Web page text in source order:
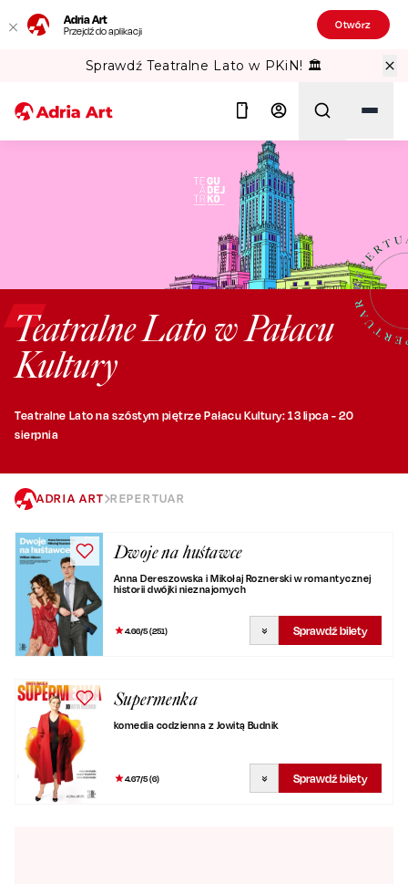
Adria Art
Przejdź do aplikacji Otwórz
Sprawdź Teatralne Lato w PKiN! 🏛️
Szukaj
Teatralne Lato w Pałacu
Kultury
Teatralne Lato na szóstym piętrze Pałacu Kultury: 13 lipca - 20
sierpnia
ADRIA ART REPERTUAR
Dwoje na huśtawce
Anna Dereszowska i Mikołaj Roznerski w romantycznej
historii dwójki nieznajomych
4.66/5 (251) Sprawdź bilety
Supermenka
komedia codzienna z Jowitą Budnik
4.67/5 (6) Sprawdź bilety